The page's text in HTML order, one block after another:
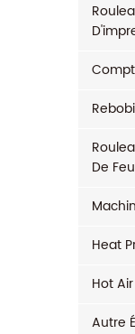
De
Heat
Hot
Autre